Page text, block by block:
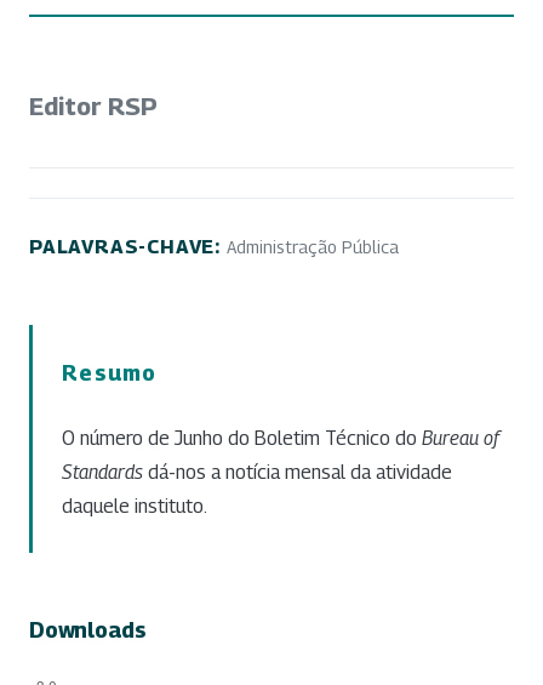
Editor RSP
PALAVRAS-CHAVE: Administração Pública
Resumo
O número de Junho do Boletim Técnico do Bureau of
Standards dá-nos a notícia mensal da atividade
daquele instituto.
Downloads